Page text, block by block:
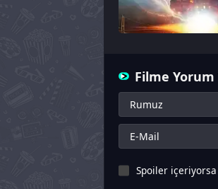
Filme Yorum
Spoiler içeriyorsa